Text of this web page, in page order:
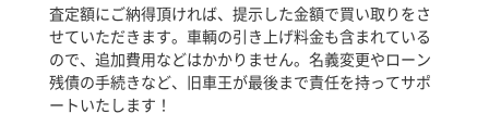
査定額にご納得頂ければ、提示した金額で買い取りをさ
せていただきます。車輌の引き上げ料金も含まれている
ので、追加費用などはかかりません。名義変更やローン
残債の手続きなど、旧車王が最後まで責任を持ってサポ
ートいたします！